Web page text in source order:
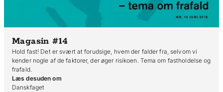
Magasin #14
Hold fast! Det er svært at forudsige, hvem der falder fra, selvom vi
kender nogle af de faktorer, der øger risikoen. Tema om fastholdelse og
frafald.
Læs desuden om
Danskfaget